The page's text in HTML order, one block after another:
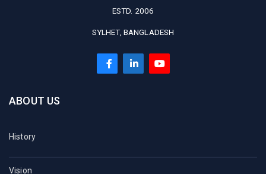
ESTD. 2006
SYLHET, BANGLADESH
ABOUT US
History
Vision